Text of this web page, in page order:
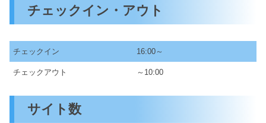
チェックイン・アウト
チェックイン 16:00～
チェックアウト ～10:00
サイト数